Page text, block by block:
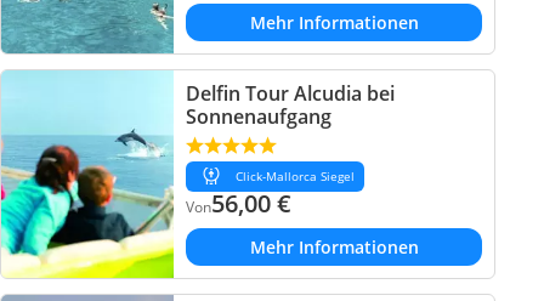
Mehr Informationen
Delfin Tour Alcudia bei
Sonnenaufgang
Click-Mallorca Siegel
Von56,00€
Mehr Informationen